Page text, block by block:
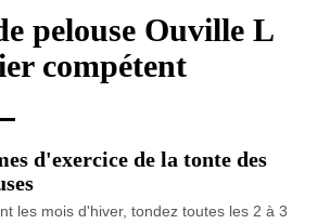
pelouse Ouville L
compétent
d'exercice de la tonte des
les mois d'hiver, tondez toutes les 2 à 3